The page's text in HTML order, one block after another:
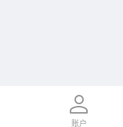
账户